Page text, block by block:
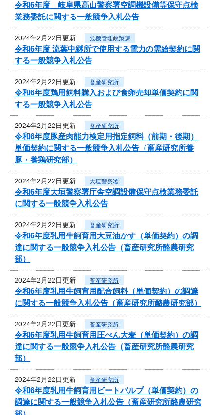
令和6年度 岐阜県高山警察署空調機設備等保守点検
業務委託に関する一般競争入札公告
2024年2月22日更新 危機管理政策課
令和6年度 流葉中継所で使用する電力の需給契約に関
する一般競争入札公告
2024年2月22日更新 畜産研究所
令和6年度鶏用飼料購入および食卵売却単価契約に関
する一般競争入札公告
2024年2月22日更新 畜産研究所
令和6年度豚産肉能力検定用指定飼料（前期・後期）
単価契約に関する一般競争入札公告（畜産研究所養
豚・養鶏研究部）
2024年2月22日更新 大垣警察署
令和6年度大垣警察署庁舎空調設備保守点検業務委託
に関する一般競争入札公告
2024年2月22日更新 畜産研究所
令和6年度乳用牛飼育用大豆油かす（単価契約）の調
達に関する一般競争入札公告（畜産研究所酪農研究
部）
2024年2月22日更新 畜産研究所
令和6年度乳用牛飼育用配合飼料（単価契約）の調達
に関する一般競争入札公告（畜産研究所酪農研究部）
2024年2月22日更新 畜産研究所
令和6年度乳用牛飼育用圧ぺん大麦（単価契約）の調
達に関する一般競争入札公告（畜産研究所酪農研究
部）
2024年2月22日更新 畜産研究所
令和6年度乳用牛飼育用ビートパルプ（単価契約）の
調達に関する一般競争入札公告（畜産研究所酪農研究